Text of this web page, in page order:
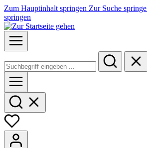
Zum Hauptinhalt springen Zur Suche
springen